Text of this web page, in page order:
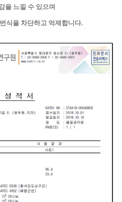
을 느낄 수 있으며
식을 차단하고 억제합니다.